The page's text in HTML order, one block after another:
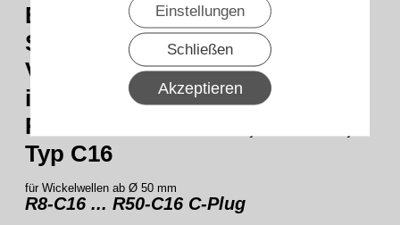
Einstellungen
Schließen
Akzeptieren
Becker - Universal-
Sonnenschutzantriebe
Verriegelungssysteme mit
integriertem Funkempfänger
R8-C16 bis R50-C16 , Serie R ,
Typ C16
für Wickelwellen ab Ø 50 mm
R8-C16 ... R50-C16 C-Plug